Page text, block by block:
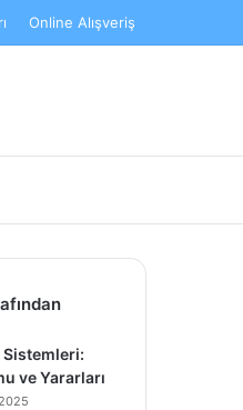
Online Alışveriş
Sistemleri:
ve Yararları